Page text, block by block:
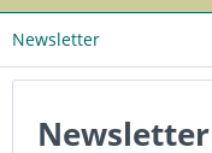
Newsletter